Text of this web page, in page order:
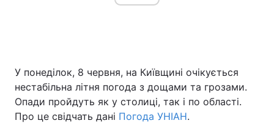
Головна Війна
У понеділок, 8 червня, на Київщині очікується
нестабільна літня погода з дощами та грозами.
Опади пройдуть як у столиці, так і по області.
Про це свідчать дані Погода УНІАН.